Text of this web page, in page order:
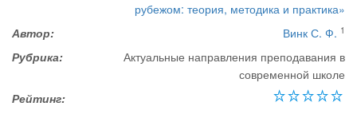
рубежом: теория, методика и практика»
Автор:
Винк С. Ф. 1
Рубрика:
Актуальные направления преподавания в
современной школе
Рейтинг: